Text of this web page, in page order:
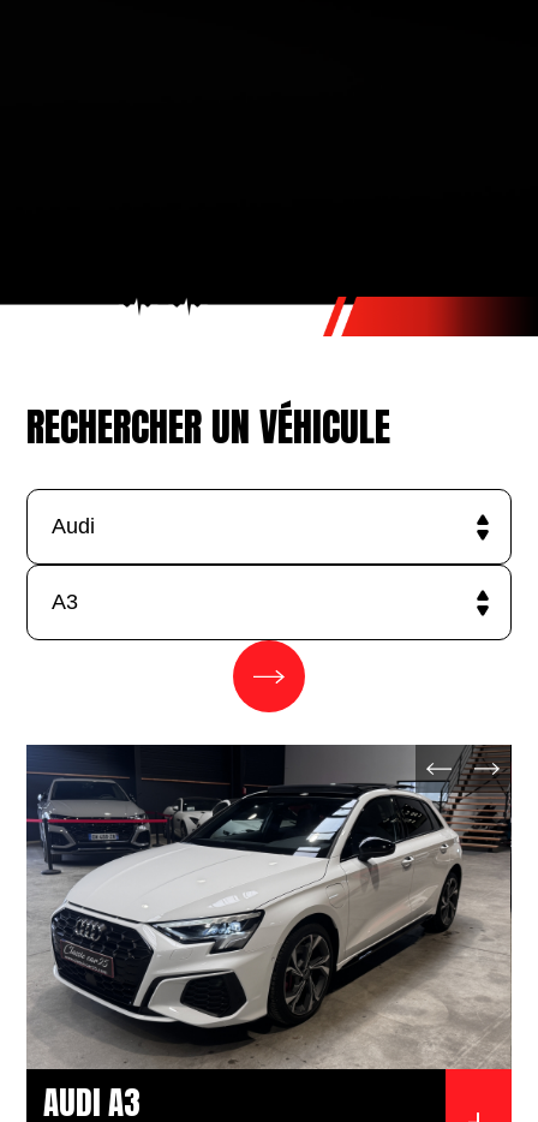
RECHERCHER UN VÉHICULE
AUDI A3